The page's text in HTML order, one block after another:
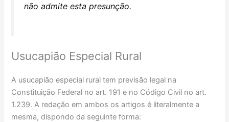
não admite esta presunção.
Usucapião Especial Rural
A usucapião especial rural tem previsão legal na
Constituição Federal no art. 191 e no Código Civil no art.
1.239. A redação em ambos os artigos é literalmente a
mesma, dispondo da seguinte forma: